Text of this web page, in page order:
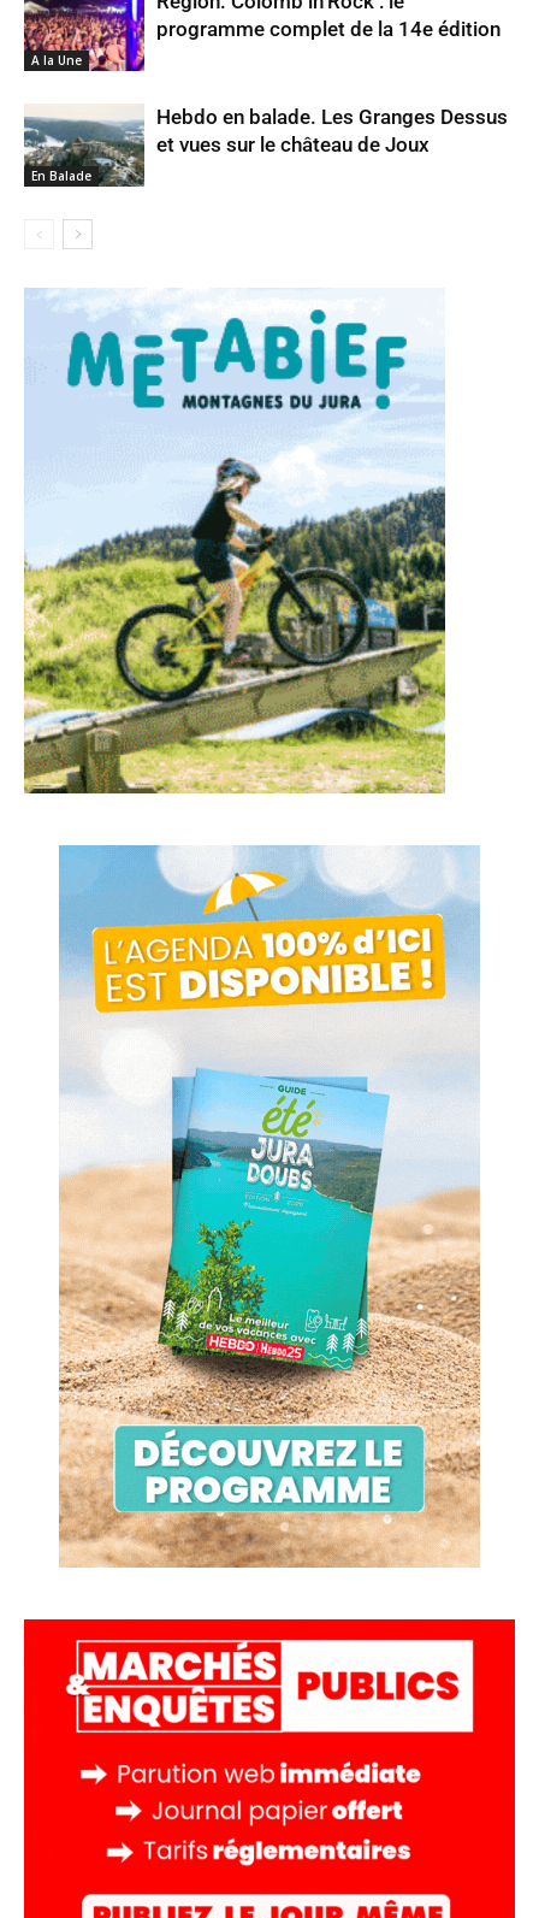
A la Une
programme complet de la 14e édition
En Balade
Hebdo en balade. Les Granges Dessus
et vues sur le château de Joux